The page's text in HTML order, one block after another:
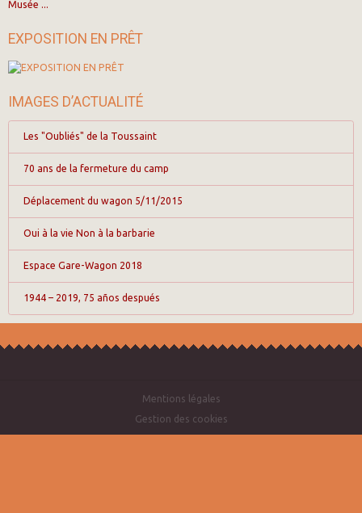
Musée ...
EXPOSITION EN PRÊT
IMAGES D’ACTUALITÉ
Les "Oubliés" de la Toussaint
70 ans de la fermeture du camp
Déplacement du wagon 5/11/2015
Oui à la vie Non à la barbarie
Espace Gare-Wagon 2018
1944 – 2019, 75 años después
Mentions légales
Gestion des cookies